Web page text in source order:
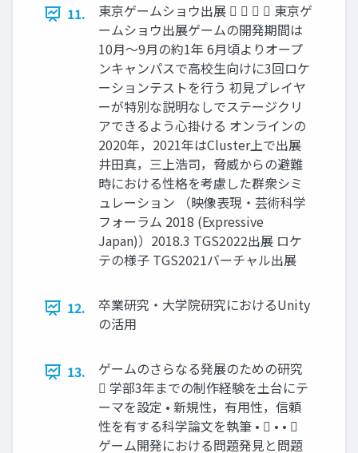
11.
東京ゲームショウ出展     東京ゲ
ームショウ出展ゲームの開発期間は
10月～9月の約1年 6月頃よりオープ
ンキャンパスで高校生向けに3回ロケ
ーションテストを行う 初見プレイヤ
ーが特別な説明なしでステージクリ
アできるよう心掛ける オンラインの
2020年，2021年はCluster上で出展
井田真，三上浩司，脅威からの避難
時における性格を考慮した群衆シミ
ュレーション （映像表現・芸術科学
フォーラム 2018 (Expressive
Japan)）2018.3 TGS2022出展 ロケ
テの様子 TGS2021バーチャル出展
12.
卒業研究・大学院研究におけるUnity
の活用
13.
ゲームのさらなる発展のための研究
 学部3年までの制作経験を土台にテ
ーマを設定 • 新規性，有用性，信頼
性を有する科学論文を執筆 •  • • 
ゲーム開発における問題発見と問題